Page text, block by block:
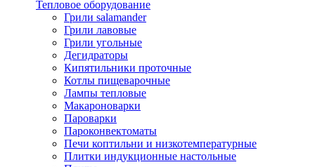
Тепловое оборудование
Грили salamander
Грили лавовые
Грили угольные
Дегидраторы
Кипятильники проточные
Котлы пищеварочные
Лампы тепловые
Макароноварки
Пароварки
Пароконвектоматы
Печи коптильни и низкотемпературные
Плитки индукционные настольные